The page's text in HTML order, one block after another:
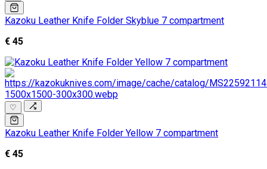
Kazoku Leather Knife Folder Skyblue 7 compartment
€ 45
♡
Kazoku Leather Knife Folder Yellow 7 compartment
€ 45